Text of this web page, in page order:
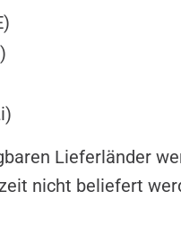
Lieferländer
nicht beliefert